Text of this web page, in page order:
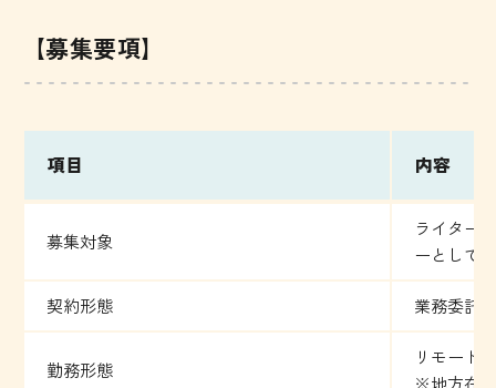
【募集要項】
項目 内容
募集対象
ライター
ーとして
契約形態 業務委託
勤務形態
リモート
※地方在